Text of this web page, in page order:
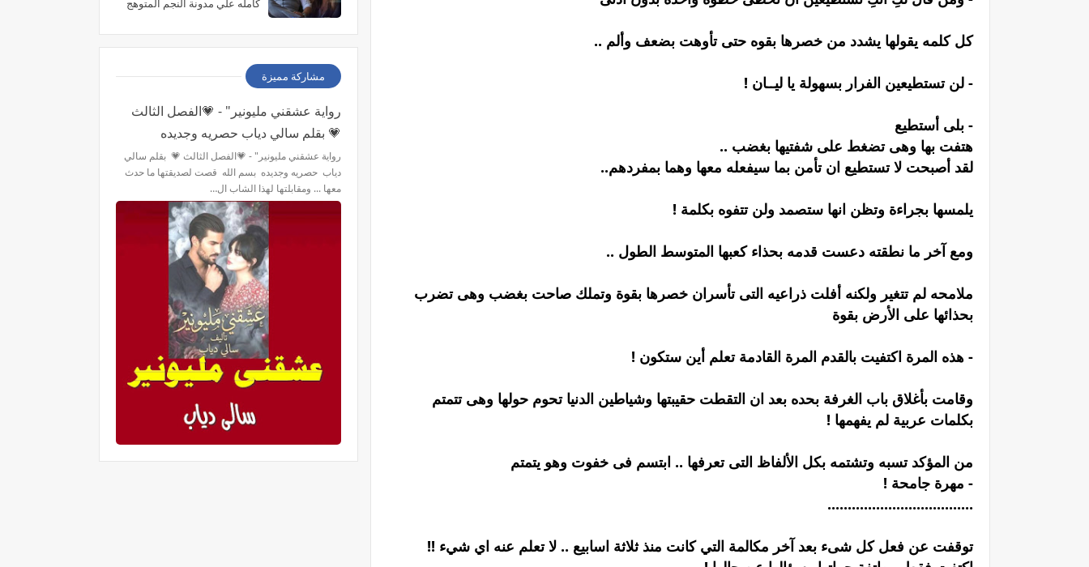
كل كلمه يقولها يشدد من خصرها بقوه حتى تأوهت بضعف وألم ..
- لن تستطيعين الفرار بسهولة يا ليــان !
- بلى أستطيع
هتفت بها وهى تضغط على شفتيها بغضب ..
لقد أصبحت لا تستطيع ان تأمن بما سيفعله معها وهما بمفردهم..
يلمسها بجراءة وتظن انها ستصمد ولن تتفوه بكلمة !
ومع آخر ما نطقته دعست قدمه بحذاء كعبها المتوسط الطول ..
ملامحه لم تتغير ولكنه أفلت ذراعيه التى تأسران خصرها بقوة وتملك صاحت بغضب وهى تضرب
بحذائها على الأرض بقوة
- هذه المرة اكتفيت بالقدم المرة القادمة تعلم أين ستكون !
وقامت بأغلاق باب الغرفة بحده بعد ان التقطت حقيبتها وشياطين الدنيا تحوم حولها وهى تتمتم
بكلمات عربية لم يفهمها !
من المؤكد تسبه وتشتمه بكل الألفاظ التى تعرفها .. ابتسم فى خفوت وهو يتمتم
- مهرة جامحة !
....................................
توقفت عن فعل كل شىء بعد آخر مكالمة التي كانت منذ ثلاثة اسابيع .. لا تعلم عنه اي شيء !!
كامله علي مدونة النجم المتوهج
مشاركة مميزة
رواية عشقني مليونير" - 💗الفصل الثالث
💗 بقلم سالي دياب حصريه وجديده
رواية عشقني مليونير" - 💗الفصل الثالث 💗 بقلم سالي
دياب حصريه وجديده بسم الله قصت لصديقتها ما حدث
معها ... ومقابلتها لهذا الشاب ال…